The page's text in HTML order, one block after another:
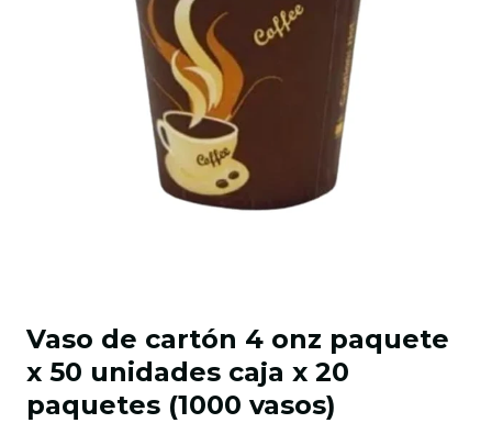
Vaso de cartón 4 onz paquete
x 50 unidades caja x 20
paquetes (1000 vasos)